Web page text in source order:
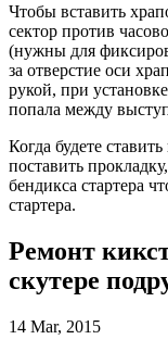
Чтобы вставить
сектор против
(нужны для
за отверстие оси
рукой, при
попала между
Когда будете
поставить
бендикса стартера
стартера.
Ремонт
скутере
14 Mar, 2015